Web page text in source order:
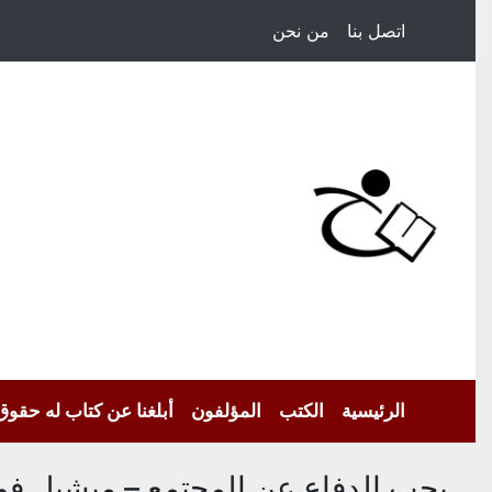
اتصل بنا من نحن
الرئيسية الكتب المؤلفون أبلغنا عن كتاب له